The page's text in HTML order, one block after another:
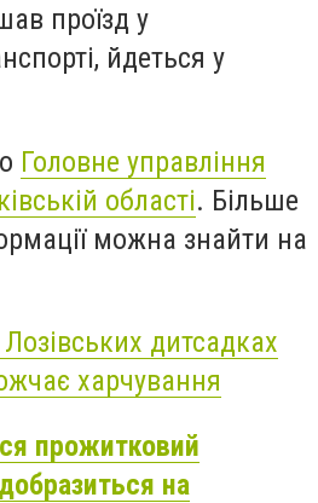
проїзд у
йдеться у
Головне управління
області. Більше
можна знайти на
дитсадках
харчування
прожитковий
на